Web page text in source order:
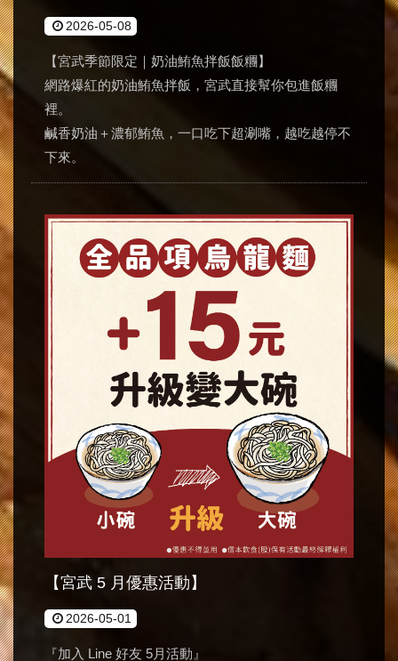
2026-05-08
【宮武季節限定｜奶油鮪魚拌飯飯糰】
網路爆紅的奶油鮪魚拌飯，宮武直接幫你包進飯糰
裡。
鹹香奶油＋濃郁鮪魚，一口吃下超涮嘴，越吃越停不
下來。
【宮武 5 月優惠活動】
2026-05-01
『加入 Line 好友 5月活動』